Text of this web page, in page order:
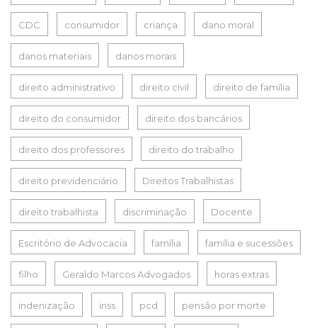
CDC consumidor criança dano moral
danos materiais danos morais
direito administrativo direito civil direito de família
direito do consumidor direito dos bancários
direito dos professores direito do trabalho
direito previdenciário Direitos Trabalhistas
direito trabalhista discriminação Docente
Escritório de Advocacia família família e sucessões
filho Geraldo Marcos Advogados horas extras
indenização inss pcd pensão por morte